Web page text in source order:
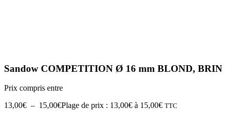
Sandow COMPETITION Ø 16 mm BLOND, BRIN
Prix compris entre
13,00€ – 15,00€Plage de prix : 13,00€ à 15,00€ TTC